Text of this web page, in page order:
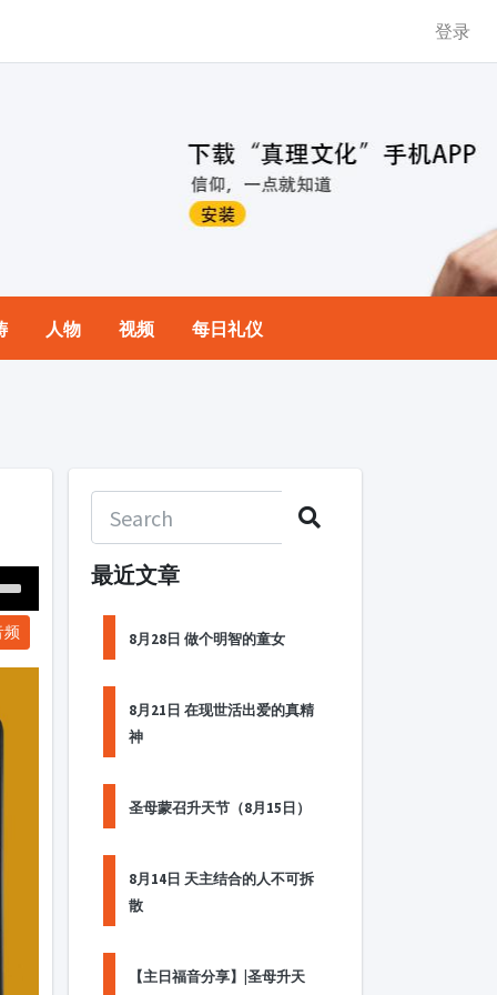
登录
人物 视频 每日礼仪
频
最近文章
8月28日 做个明智的童女
8月21日 在现世活出爱的真精
神
圣母蒙召升天节（8月15日）
8月14日 天主结合的人不可拆
散
【主日福音分享】|圣母升天